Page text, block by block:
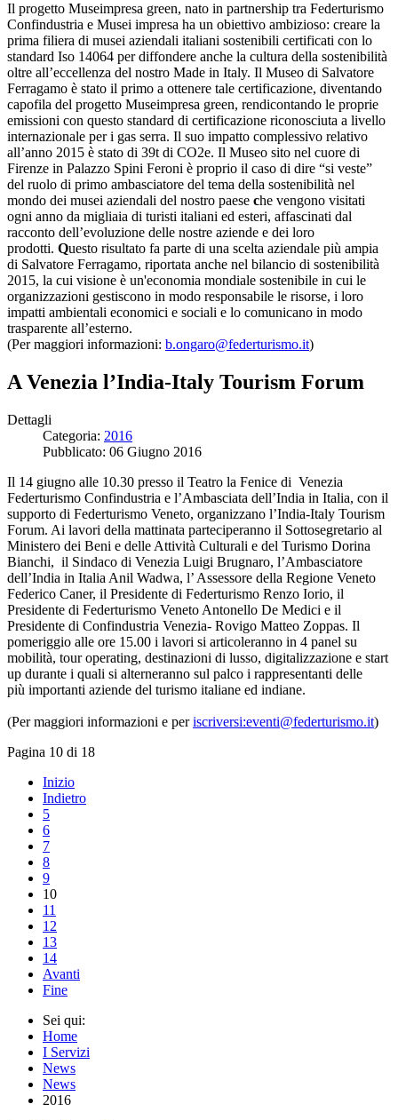
Il progetto Museimpresa green, nato in partnership tra Federturismo
Confindustria e Musei impresa ha un obiettivo ambizioso: creare la
prima filiera di musei aziendali italiani sostenibili certificati con lo
standard Iso 14064 per diffondere anche la cultura della sostenibilità
oltre all’eccellenza del nostro Made in Italy. Il Museo di Salvatore
Ferragamo è stato il primo a ottenere tale certificazione, diventando
capofila del progetto Museimpresa green, rendicontando le proprie
emissioni con questo standard di certificazione riconosciuta a livello
internazionale per i gas serra. Il suo impatto complessivo relativo
all’anno 2015 è stato di 39t di CO2e. Il Museo sito nel cuore di
Firenze in Palazzo Spini Feroni è proprio il caso di dire “si veste”
del ruolo di primo ambasciatore del tema della sostenibilità nel
mondo dei musei aziendali del nostro paese che vengono visitati
ogni anno da migliaia di turisti italiani ed esteri, affascinati dal
racconto dell’evoluzione delle nostre aziende e dei loro
prodotti. Questo risultato fa parte di una scelta aziendale più ampia
di Salvatore Ferragamo, riportata anche nel bilancio di sostenibilità
2015, la cui visione è un'economia mondiale sostenibile in cui le
organizzazioni gestiscono in modo responsabile le risorse, i loro
impatti ambientali economici e sociali e lo comunicano in modo
trasparente all’esterno.
(Per maggiori informazioni: b.ongaro@federturismo.it)
A Venezia l’India-Italy Tourism Forum
Dettagli
Categoria: 2016
Pubblicato: 06 Giugno 2016
Il 14 giugno alle 10.30 presso il Teatro la Fenice di Venezia
Federturismo Confindustria e l’Ambasciata dell’India in Italia, con il
supporto di Federturismo Veneto, organizzano l’India-Italy Tourism
Forum. Ai lavori della mattinata parteciperanno il Sottosegretario al
Ministero dei Beni e delle Attività Culturali e del Turismo Dorina
Bianchi, il Sindaco di Venezia Luigi Brugnaro, l’Ambasciatore
dell’India in Italia Anil Wadwa, l’ Assessore della Regione Veneto
Federico Caner, il Presidente di Federturismo Renzo Iorio, il
Presidente di Federturismo Veneto Antonello De Medici e il
Presidente di Confindustria Venezia- Rovigo Matteo Zoppas. Il
pomeriggio alle ore 15.00 i lavori si articoleranno in 4 panel su
mobilità, tour operating, destinazioni di lusso, digitalizzazione e start
up durante i quali si alterneranno sul palco i rappresentanti delle
più importanti aziende del turismo italiane ed indiane.
(Per maggiori informazioni e periscriversi:eventi@federturismo.it)
Pagina 10 di 18
Inizio
Indietro
5
6
7
8
9
10
11
12
13
14
Avanti
Fine
Sei qui:
Home
I Servizi
News
News
2016